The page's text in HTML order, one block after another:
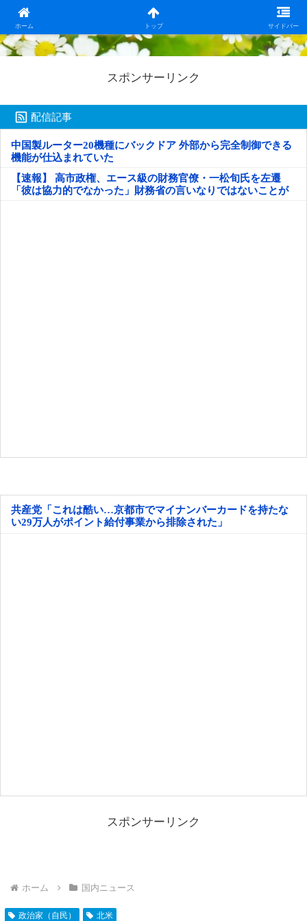
ホーム トップ サイドバー
日本第一！ニュース録
スポンサーリンク
配信記事
中国製ルーター20機種にバックドア 外部から完全制御できる
機能が仕込まれていた
【速報】 高市政権、エース級の財務官僚・一松旬氏を左遷
「彼は協力的でなかった」財務省の言いなりではないことが
判明
共産党「これは酷い…京都市でマイナンバーカードを持たな
い29万人がポイント給付事業から排除された」
スポンサーリンク
ホーム 国内ニュース
政治家（自民） 北米